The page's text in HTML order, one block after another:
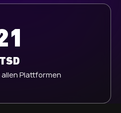
TSD
allen Plattformen